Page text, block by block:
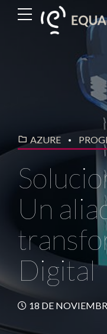
AZURE
Un
Digital
18 DE